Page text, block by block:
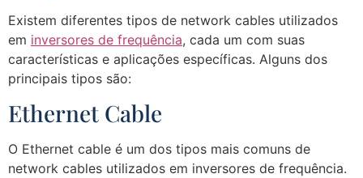
Existem diferentes tipos de network cables utilizados
em inversores de frequência, cada um com suas
características e aplicações específicas. Alguns dos
principais tipos são:
Ethernet Cable
O Ethernet cable é um dos tipos mais comuns de
network cables utilizados em inversores de frequência.